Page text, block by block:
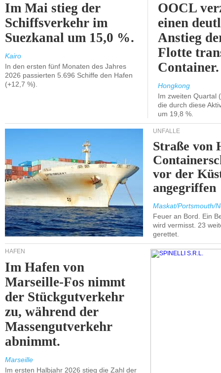
Im Mai stieg der
Schiffsverkehr im
Suezkanal um 15,0 %.
Kairo
In den ersten fünf Monaten des Jahres
2026 passierten 5.696 Schiffe den Hafen
(+12,7 %).
OOCL
einen
Anstieg
Flotte
Container.
Hongkong
Im zweiten Quartal
die durch diese
um 19,8 %.
UNFÄLLE
Straße von
vor der
angegriffen
Maskat/Portsmouth/
Feuer an Bord. Ein
wird vermisst. 23
gerettet.
HÄFEN
Im Hafen von
Marseille-Fos nimmt
der Stückgutverkehr
zu, während der
Massengutverkehr
abnimmt.
Marseille
Im ersten Halbjahr 2026 stieg die Zahl der